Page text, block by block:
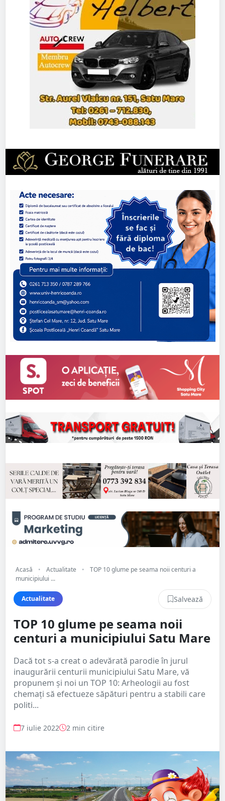
Acasă • Actualitate •
TOP 10 glume pe seama noii centuri a
municipiului ...
Actualitate Salvează
TOP 10 glume pe seama noii
centuri a municipiului Satu Mare
Dacă tot s-a creat o adevărată parodie în jurul
inaugurării centurii municipiului Satu Mare, vă
propunem și noi un TOP 10: Arheologii au fost
chemați să efectueze săpături pentru a stabili care
politi...
7 iulie 2022 2 min citire